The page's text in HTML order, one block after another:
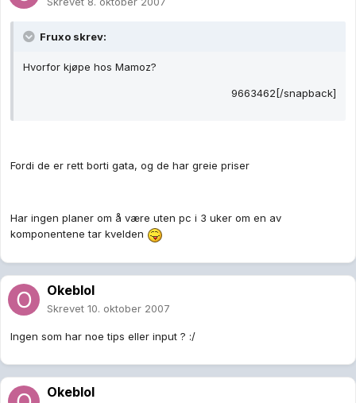
Fruxo skrev:
Hvorfor kjøpe hos Mamoz?
9663462[/snapback]
Fordi de er rett borti gata, og de har greie priser
Har ingen planer om å være uten pc i 3 uker om en av
komponentene tar kvelden
Okeblol
Skrevet 10. oktober 2007
Ingen som har noe tips eller input ? :/
Okeblol